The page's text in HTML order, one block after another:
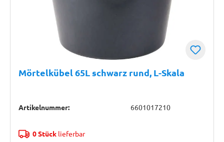
Mörtelkübel 65L schwarz rund, L-Skala
Artikelnummer: 6601017210
0 Stücklieferbar